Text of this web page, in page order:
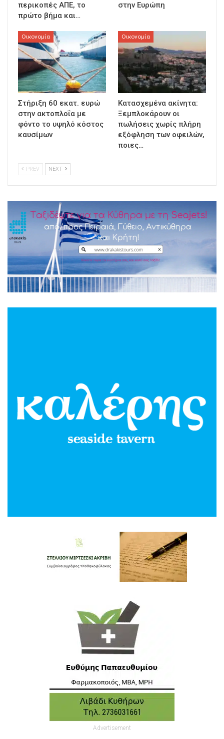
περικοπές ΑΠΕ, το
πρώτο βήμα και…
στην Ευρώπη
Οικονομία
Στήριξη 60 εκατ. ευρώ
στην ακτοπλοΐα με
φόντο το υψηλό κόστος
καυσίμων
Οικονομία
Κατασχεμένα ακίνητα:
Ξεμπλοκάρουν οι
πωλήσεις χωρίς πλήρη
εξόφληση των οφειλών,
ποιες…
PREV NEXT
Advertisement